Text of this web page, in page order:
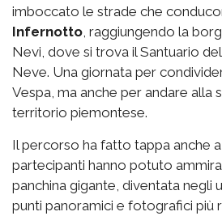
imboccato le strade che
Infernotto , raggiungendo la
Nevi, dove si trova il Santuario
Neve. Una giornata per
Vespa, ma anche per andare alla
territorio piemontese.
Il percorso ha fatto tappa anche a
partecipanti hanno potuto
panchina gigante, diventata negli
punti panoramici e fotografici più